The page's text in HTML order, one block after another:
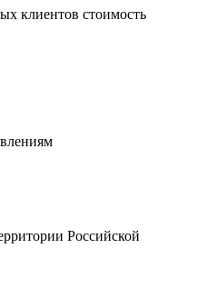
клиентов стоимость
Российской